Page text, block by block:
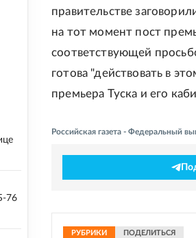
правительстве
на тот момент пост
соответствующей
готова "действовать в
премьера Туска и его
Российская газета - Федеральный
РУБРИКИ ПОДЕЛИТЬСЯ
76